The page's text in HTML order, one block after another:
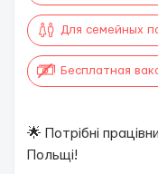
Для семейных
Бесплатная
🌟 Потрібні
Польщі!